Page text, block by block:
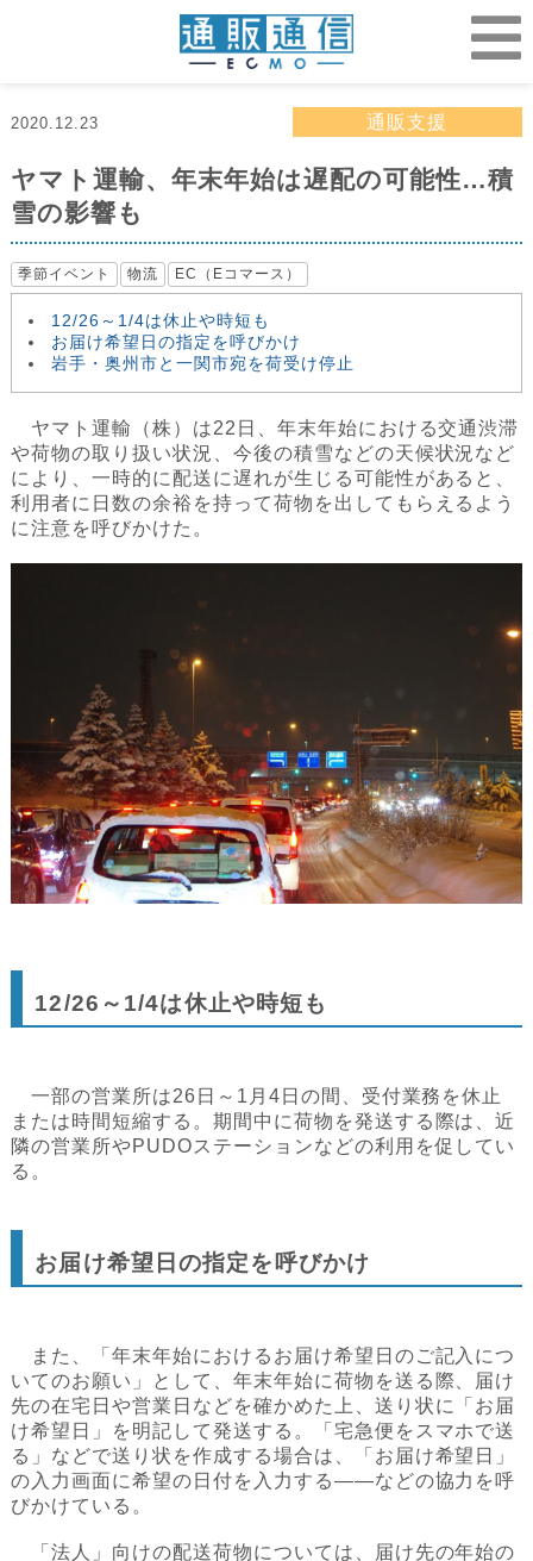
2020.12.23 通販支援
ヤマト運輸、年末年始は遅配の可能性…積
雪の影響も
季節イベント 物流 EC（Eコマース）
12/26～1/4は休止や時短も
お届け希望日の指定を呼びかけ
岩手・奥州市と一関市宛を荷受け停止
ヤマト運輸（株）は22日、年末年始における交通渋滞
や荷物の取り扱い状況、今後の積雪などの天候状況など
により、一時的に配送に遅れが生じる可能性があると、
利用者に日数の余裕を持って荷物を出してもらえるよう
に注意を呼びかけた。
12/26～1/4は休止や時短も
一部の営業所は26日～1月4日の間、受付業務を休止
または時間短縮する。期間中に荷物を発送する際は、近
隣の営業所やPUDOステーションなどの利用を促してい
る。
お届け希望日の指定を呼びかけ
また、「年末年始におけるお届け希望日のご記入につ
いてのお願い」として、年末年始に荷物を送る際、届け
先の在宅日や営業日などを確かめた上、送り状に「お届
け希望日」を明記して発送する。「宅急便をスマホで送
る」などで送り状を作成する場合は、「お届け希望日」
の入力画面に希望の日付を入力する――などの協力を呼
びかけている。
「法人」向けの配送荷物については、届け先の年始の